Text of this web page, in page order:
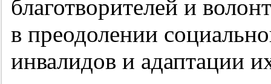
благотворителей и
в преодолении
инвалидов и адаптации